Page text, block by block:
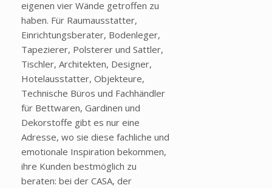
eigenen vier Wände getroffen zu
haben. Für Raumausstatter,
Einrichtungsberater, Bodenleger,
Tapezierer, Polsterer und Sattler,
Tischler, Architekten, Designer,
Hotelausstatter, Objekteure,
Technische Büros und Fachhändler
für Bettwaren, Gardinen und
Dekorstoffe gibt es nur eine
Adresse, wo sie diese fachliche und
emotionale Inspiration bekommen,
ihre Kunden bestmöglich zu
beraten: bei der CASA, der